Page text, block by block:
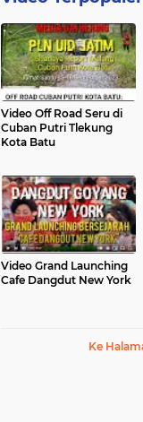
Video Off Road Seru di
Cuban Putri Tlekung
Kota Batu
Video Grand Launching
Cafe Dangdut New York
Ke